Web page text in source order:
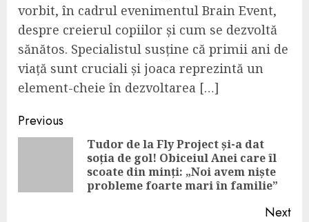
vorbit, în cadrul evenimentul Brain Event,
despre creierul copiilor și cum se dezvoltă
sănătos. Specialistul susține că primii ani de
viață sunt cruciali și joaca reprezintă un
element-cheie în dezvoltarea […]
Continue
Reading
Previous
Tudor de la Fly Project și-a dat
soția de gol! Obiceiul Anei care îl
scoate din minți: „Noi avem niște
probleme foarte mari în familie”
Next